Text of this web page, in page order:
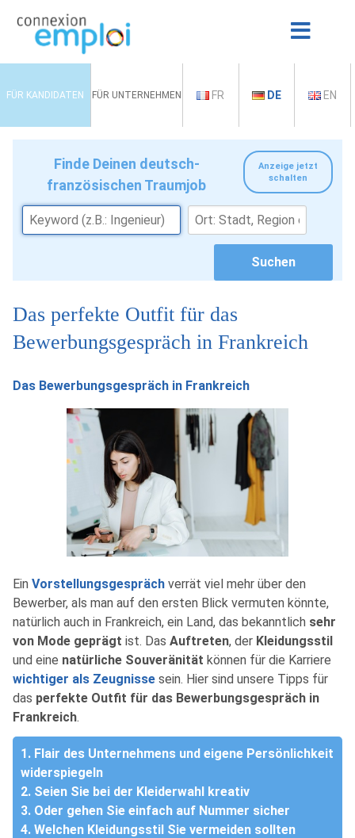
FÜR KANDIDATEN FÜR UNTERNEHMEN FR DE EN
Anzeige jetzt
schalten
Finde Deinen deutsch-
französischen Traumjob
Das perfekte Outfit für das
Bewerbungsgespräch in Frankreich
Das Bewerbungsgespräch in Frankreich
Ein Vorstellungsgespräch verrät viel mehr über den
Bewerber, als man auf den ersten Blick vermuten könnte,
natürlich auch in Frankreich, ein Land, das bekanntlich sehr
von Mode geprägt ist. Das Auftreten, der Kleidungsstil
und eine natürliche Souveränität können für die Karriere
wichtiger als Zeugnisse sein. Hier sind unsere Tipps für
das perfekte Outfit für das Bewerbungsgespräch in
Frankreich.
1. Flair des Unternehmens und eigene Persönlichkeit
widerspiegeln
2. Seien Sie bei der Kleiderwahl kreativ
3. Oder gehen Sie einfach auf Nummer sicher
4. Welchen Kleidungsstil Sie vermeiden sollten